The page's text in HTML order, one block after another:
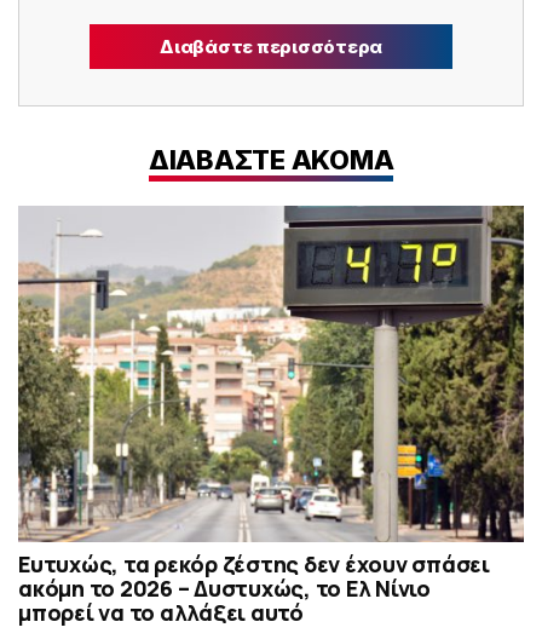
Διαβάστε περισσότερα
ΔΙΑΒΑΣΤΕ ΑΚΟΜΑ
Ευτυχώς, τα ρεκόρ ζέστης δεν έχουν σπάσει
ακόμη το 2026 – Δυστυχώς, το Ελ Νίνιο
μπορεί να το αλλάξει αυτό